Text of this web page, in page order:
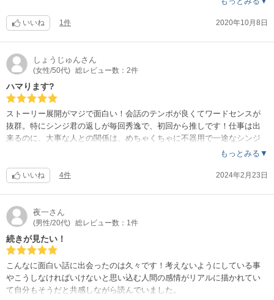
いいね 1件 2020年10月8日
しょうじゅんさん
(女性/50代) 総レビュー数：2件
ハマります?
ストーリー展開がマジで面白い！会話のテンポが良くてワードセンスが
抜群。特にシンジ君の返しが毎回秀逸で、初回から推しです！仕事は出
来るのに、大事な人との関係は、めちゃくちゃに不器用で一途なシンジ
もっとみる▼
いいね 4件 2024年2月23日
夜一さん
(男性/20代) 総レビュー数：1件
続きが見たい！
こんなに面白い話に出会ったのは久々です！考えないようにしている事
やこうしなければいけないと思い込む人間の感情がリアルに描かれてい
て自分もそうだと共感しながら読んでいました。